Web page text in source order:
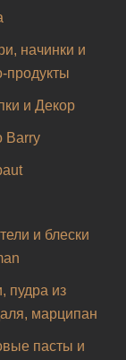
начинки и
продукты
и Декор
Barry
и блески
пудра из
марципан
пасты и